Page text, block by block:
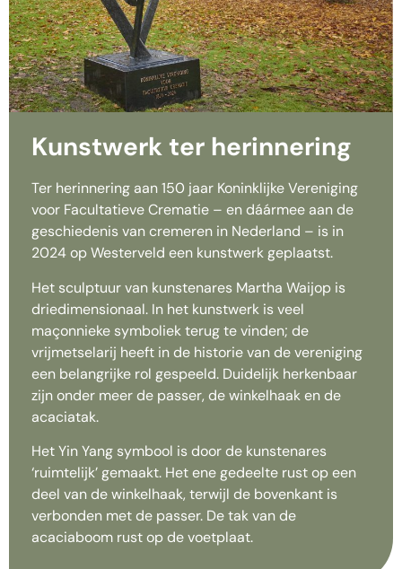
Kunstwerk ter herinnering
Ter herinnering aan 150 jaar Koninklijke Vereniging
voor Facultatieve Crematie – en dáármee aan de
geschiedenis van cremeren in Nederland – is in
2024 op Westerveld een kunstwerk geplaatst.
Het sculptuur van kunstenares Martha Waijop is
driedimensionaal. In het kunstwerk is veel
maçonnieke symboliek terug te vinden; de
vrijmetselarij heeft in de historie van de vereniging
een belangrijke rol gespeeld. Duidelijk herkenbaar
zijn onder meer de passer, de winkelhaak en de
acaciatak.
Het Yin Yang symbool is door de kunstenares
‘ruimtelijk’ gemaakt. Het ene gedeelte rust op een
deel van de winkelhaak, terwijl de bovenkant is
verbonden met de passer. De tak van de
acaciaboom rust op de voetplaat.